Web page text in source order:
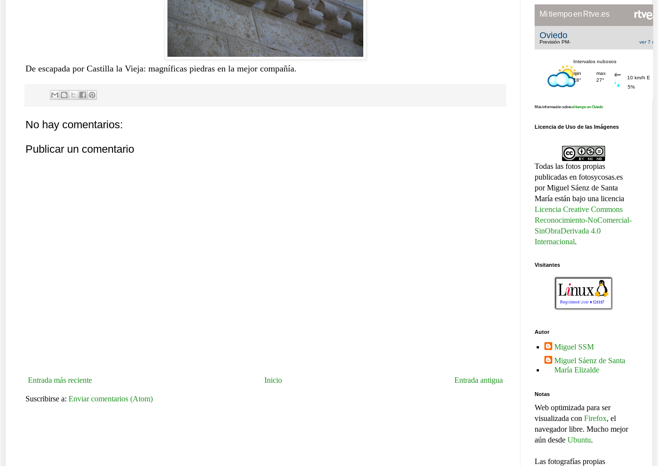
De escapada por Castilla la Vieja: magníficas piedras en la mejor compañía.
No hay comentarios:
Publicar un comentario
Entrada más reciente Entrada antigua
Inicio
Suscribirse a: Enviar comentarios (Atom)
Más información sobreel tiempo en Oviedo
Licencia de Uso de las Imágenes
Todas las fotos propias
publicadas en fotosycosas.es
por Miguel Sáenz de Santa
María están bajo una licencia
Licencia Creative Commons
Reconocimiento-NoComercial-
SinObraDerivada 4.0
Internacional.
Visitantes
Autor
Miguel SSM
Miguel Sáenz de Santa
María Elizalde
Notas
Web optimizada para ser
visualizada con Firefox, el
navegador libre. Mucho mejor
aún desde Ubuntu.
Las fotografías propias